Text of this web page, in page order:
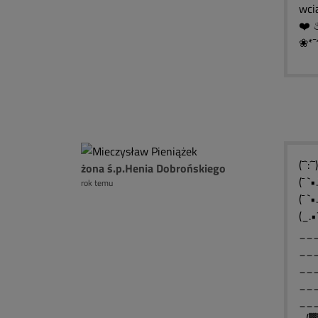
żona ś.p.Henia Dobrońskiego
rok temu
(¯
(¯